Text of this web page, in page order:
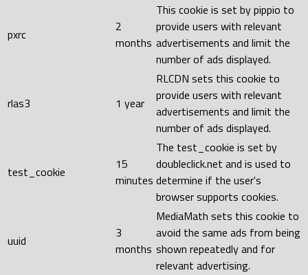
pxrc
2
months
This cookie is set by pippio to
provide users with relevant
advertisements and limit the
number of ads displayed.
rlas3 1 year
RLCDN sets this cookie to
provide users with relevant
advertisements and limit the
number of ads displayed.
test_cookie
15
minutes
The test_cookie is set by
doubleclick.net and is used to
determine if the user's
browser supports cookies.
uuid
3
months
MediaMath sets this cookie to
avoid the same ads from being
shown repeatedly and for
relevant advertising.